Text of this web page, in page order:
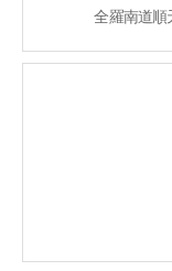
全羅南道順